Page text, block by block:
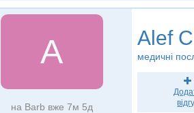
A
на Barb вже 7м 5д
Alef
медичні